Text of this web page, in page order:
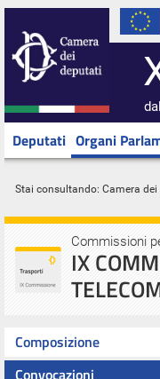
Deputati Organi
Stai consultando: Camera
Commissioni
IX
Composizione
Convocazioni